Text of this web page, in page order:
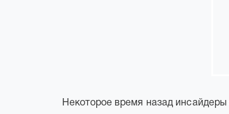
Некоторое время назад